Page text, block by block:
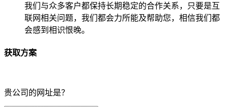
我们与众多客户都保持长期稳定的合作关系，只要是互
联网相关问题，我们都会力所能及帮助您，相信我们都
会感到相识恨晚。
获取方案
贵公司的网址是？